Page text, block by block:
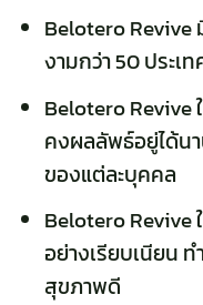
Belotero Revive
งามกว่า 50 ประเ
Belotero Revive
คงผลลัพธ์อยู่ได้น
ของแต่ละบุคคล
Belotero
อย่างเรียบเนียน
สุขภาพดี